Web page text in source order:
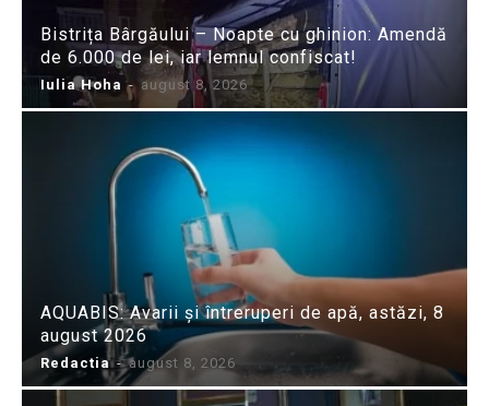
Bistrița Bârgăului – Noapte cu ghinion: Amendă
de 6.000 de lei, iar lemnul confiscat!
Iulia Hoha - august 8, 2026
AQUABIS: Avarii și întreruperi de apă, astăzi, 8
august 2026
Redactia - august 8, 2026